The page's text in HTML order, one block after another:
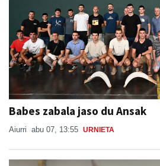
Babes zabala jaso du Ansak
Aiurri abu 07, 13:55 URNIETA